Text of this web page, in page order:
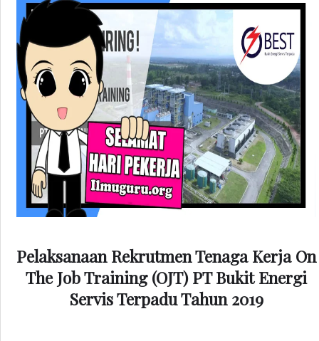
Pelaksanaan Rekrutmen Tenaga Kerja On
The Job Training (OJT) PT Bukit Energi
Servis Terpadu Tahun 2019